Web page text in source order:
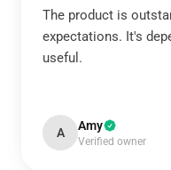
The product is
expectations. It's
useful.
A Amy
Verified owner